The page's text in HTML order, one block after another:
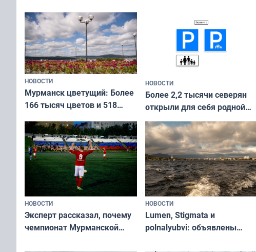
коренных народов мира
НОВОСТИ
Мурманск цветущий: Более
166 тысяч цветов и 518
НОВОСТИ
Более 2,2 тысячи северян
открыли для себя родной
край в рамках проекта
«Туризм для своих»
НОВОСТИ
Эксперт рассказал, почему
чемпионат Мурманской
НОВОСТИ
Lumen, Stigmata и
polnalyubvi: объявлены